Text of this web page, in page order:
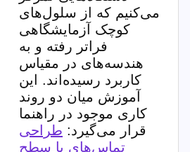
می‌کنیم که از سلول‌های
کوچک آزمایشگاهی
فراتر رفته و به
هندسه‌های در مقیاس
کاربرد رسیده‌اند. این
آموزش میان دو روند
کاری موجود در راهنما
قرار می‌گیرد: طراحی
تماس‌های با سطح